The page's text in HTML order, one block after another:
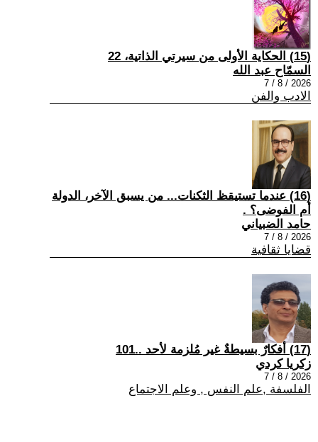
(15) الحكاية الأولى من سيرتي الذاتية، 22
السمّاح عبد الله
2026 / 8 / 7
الادب والفن
(16) عندما تستيقظ الثكنات... من يسبق الآخر، الدولة
أم الفوضى؟ .
حامد الضبياني
2026 / 8 / 7
قضايا ثقافية
(17) أفكارٌ بسيطةٌ غير مُلزمة لأحد ..101
زكريا كردي
2026 / 8 / 7
الفلسفة ,علم النفس , وعلم الاجتماع